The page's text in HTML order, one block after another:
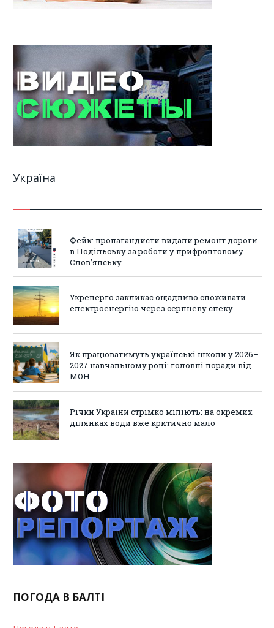
Україна
Фейк: пропагандисти видали ремонт дороги
в Подільську за роботи у прифронтовому
Слов’янську
Укренерго закликає ощадливо споживати
електроенергію через серпневу спеку
Як працюватимуть українські школи у 2026–
2027 навчальному році: головні поради від
МОН
Річки України стрімко міліють: на окремих
ділянках води вже критично мало
ПОГОДА В БАЛТІ